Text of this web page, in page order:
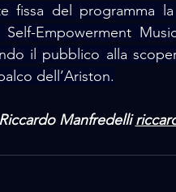
fissa del programma
Empowerment
il pubblico alla
dell’Ariston.
Manfredelli